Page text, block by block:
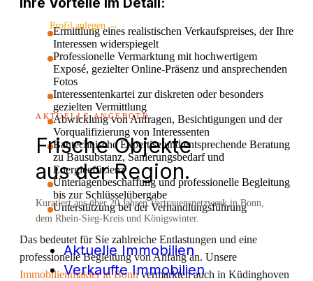
Profil anlegen →
AKTUELLE ANGEBOTE
Frische Objekte
aus der Region.
Kuratiert aus über 20 Jahren Vertrauensnetzwerk in Bonn,
dem Rhein-Sieg-Kreis und Königswinter.
Aktuelle Immobilien
Verkaufte Immobilien
Ermittlung eines realistischen Verkaufspreises, der Ihre
Interessen widerspiegelt
Professionelle Vermarktung mit hochwertigem
Exposé, gezielter Online-Präsenz und ansprechenden
Fotos
Interessentenkartei zur diskreten oder besonders
gezielten Vermittlung
Abwicklung von Anfragen, Besichtigungen und der
Vorqualifizierung von Interessenten
Bautechnische Expertise und entsprechende Beratung
zu Bausubstanz, Sanierungsbedarf und
Energieeffizienz
Unterlagenbeschaffung und professionelle Begleitung
bis zur Schlüsselübergabe
Unterstützung bei der Verhandlungsführung
Das bedeutet für Sie zahlreiche Entlastungen und eine
professionelle Begleitung von Anfang an. Unsere
Immobilienmakler in Bonnvermarkten auch in Küdinghoven